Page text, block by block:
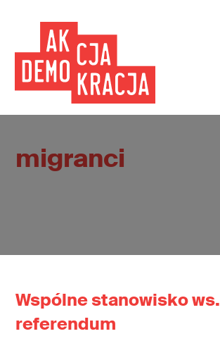
migranci
Wspólne stanowisko ws.
referendum